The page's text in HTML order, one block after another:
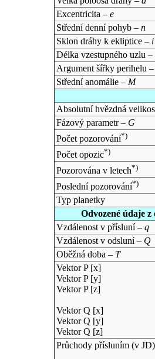
Excentricita – e
Střední denní pohyb – n
Sklon dráhy k ekliptice – i
Délka vzestupného uzlu –
Argument šířky perihelu
Střední anomálie – M
Absolutní hvězdná
Fázový parametr – G
Počet pozorování*)
Počet opozic*)
Pozorována v letech*)
Poslední pozorování*)
Typ planetky
Odvozené údaje
Vzdálenost v přísluní – q
Vzdálenost v odsluní – Q
Oběžná doba – T
Vektor P [x]
Vektor P [y]
Vektor P [z]
Vektor Q [x]
Vektor Q [y]
Vektor Q [z]
Průchody přísluním (v JD)